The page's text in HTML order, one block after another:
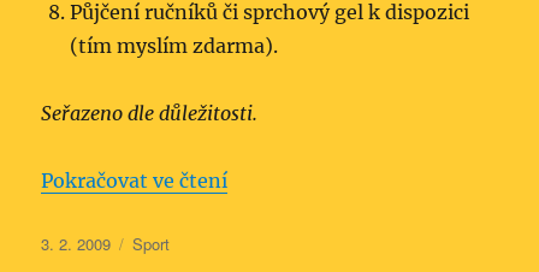
Půjčení ručníků či sprchový gel k dispozici
(tím myslím zdarma).
Seřazeno dle důležitosti.
Pokračovat ve čtení„Hledám fitness“
Publikováno:
3. 2. 2009 Rubriky:
Sport